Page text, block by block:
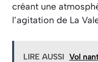
créant une
l’agitation de La
LIRE AUSSI Vol